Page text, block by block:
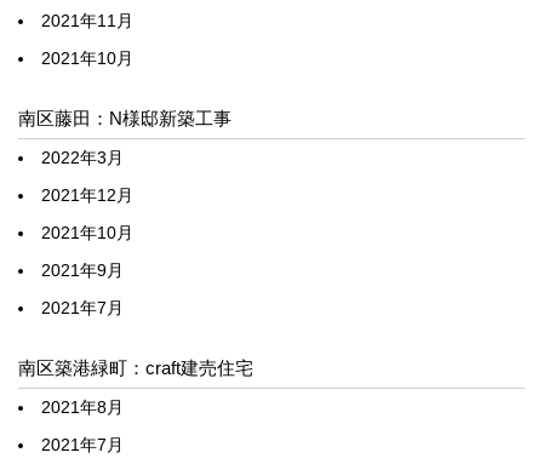
2021年11月
2021年10月
南区藤田：N様邸新築工事
2022年3月
2021年12月
2021年10月
2021年9月
2021年7月
南区築港緑町：craft建売住宅
2021年8月
2021年7月